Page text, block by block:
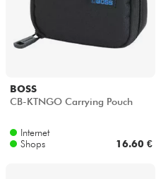
Sehen Sie sich
BOSS
CB-KTNGO Carrying Pouch
Internet
Shops
16.60 €